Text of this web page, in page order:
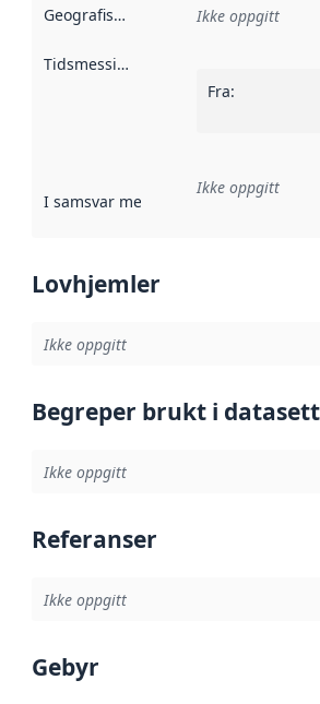
Geografisk avgrensning :
Ikke oppgitt
Tidsmessig avgrensning
Fra:
I samsvar med Referanse til en
Ikke oppgitt
Lovhjemler
Ikke oppgitt
Begreper brukt i datasett
Ikke oppgitt
Referanser
Ikke oppgitt
Gebyr